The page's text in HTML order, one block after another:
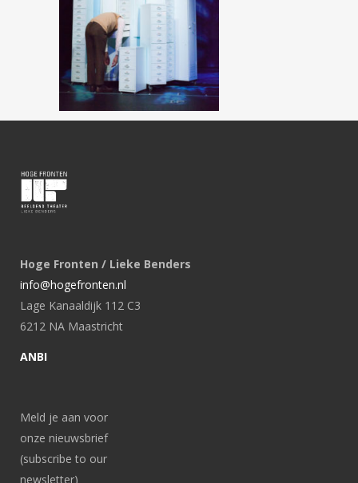
Hoge Fronten / Lieke Benders
info@hogefronten.nl
Lage Kanaaldijk 112 C3
6212 NA Maastricht
ANBI
Meld je aan voor
onze nieuwsbrief
(subscribe to our
newsletter)